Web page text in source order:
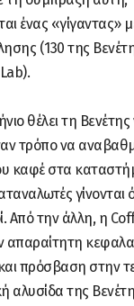
ένας «γίγαντας»
(130 της
θέλει τη Βενέτης
τρόπο να
καφέ στα
γίνονται
Από την άλλη, η
απαραίτητη
πρόσβαση στην
αλυσίδα της